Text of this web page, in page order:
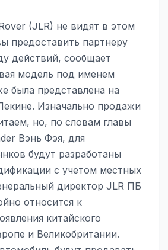
(JLR) не видят в этом
предоставить партнеру
действий, сообщает
модель под именем
была представлена на
Изначально продажи
но, по словам главы
Вэнь Фэя, для
будут разработаны
с учетом местных
директор JLR ПБ
относится к
китайского
и Великобритании.